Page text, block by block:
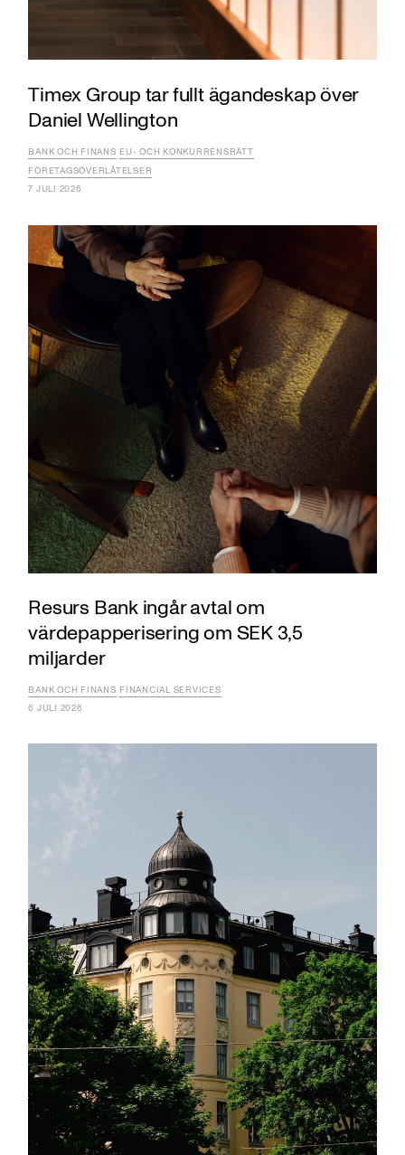
Timex Group tar fullt ägandeskap över
Daniel Wellington
BANK OCH FINANS EU- OCH KONKURRENSRÄTT
FÖRETAGSÖVERLÅTELSER
7 JULI 2026
Resurs Bank ingår avtal om
värdepapperisering om SEK 3,5
miljarder
BANK OCH FINANS FINANCIAL SERVICES
6 JULI 2026